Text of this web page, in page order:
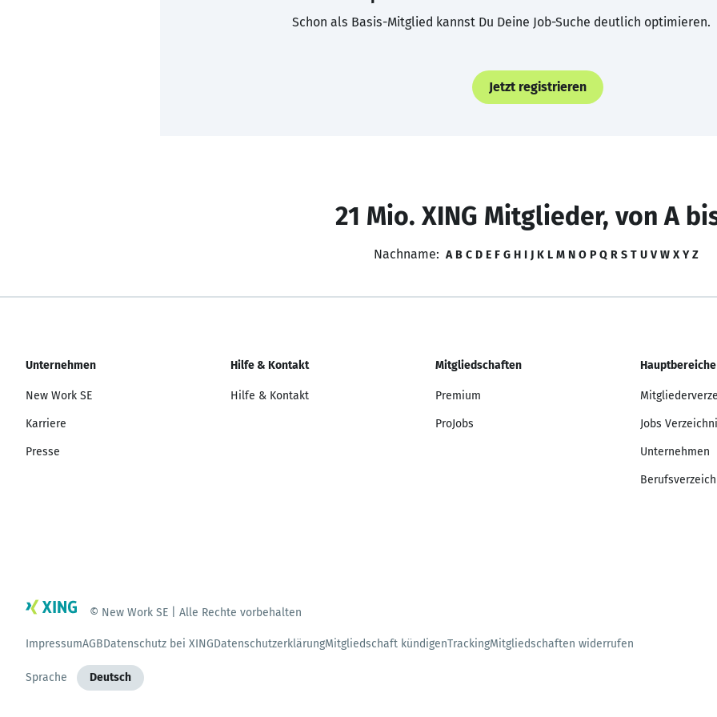
Schon als Basis-Mitglied kannst Du Deine Job-Suche deutlich optimieren.
Jetzt registrieren
21 Mio. XING Mitglieder, von A
Nachname: A B C D E F G H I J K L M N O P Q R S T U V W X Y Z
Unternehmen
New Work SE
Karriere
Presse
Hilfe & Kontakt
Hilfe & Kontakt
Mitgliedschaften
Premium
ProJobs
Hauptbereiche
Jobs
Unternehmen
© New Work SE | Alle Rechte vorbehalten
ImpressumAGBDatenschutz bei XINGDatenschutzerklärungMitgliedschaft kündigenTrackingMitgliedschaften widerrufen
Sprache Deutsch